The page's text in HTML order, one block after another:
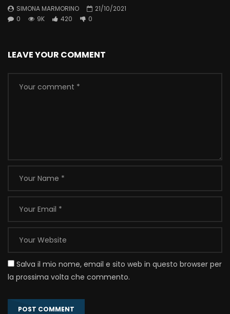
SIMONA MARMORINO
21/10/2021
0
9K 420 0
LEAVE YOUR COMMENT
Salva il mio nome, email e sito web in questo browser per
la prossima volta che commento.